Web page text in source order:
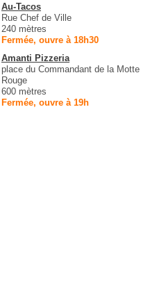
Au-Tacos
Rue Chef de Ville
240 mètres
Fermée, ouvre à 18h30
Amanti Pizzeria
place du Commandant de la Motte
Rouge
600 mètres
Fermée, ouvre à 19h